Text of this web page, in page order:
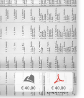
b
€ 40,00
p
€ 40,00